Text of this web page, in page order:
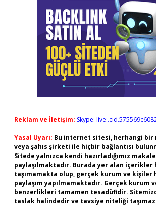
Reklam ve İletişim: Skype:
Yasal Uyarı: Bu internet sitesi, herhangi bir
veya şahıs şirketi ile hiçbir bağlantısı
Sitede yalnızca kendi hazırladığımız
paylaşılmaktadır. Burada yer alan
taşımamakta olup, gerçek kurum ve kişiler
paylaşım yapılmamaktadır. Gerçek kurum
benzerlikleri tamamen tesadüfidir.
taslak halindedir ve tavsiye niteliği